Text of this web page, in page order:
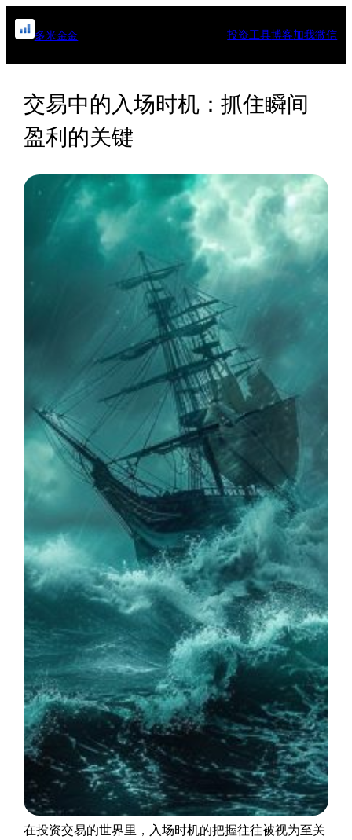
跳
至
多米金金 投资工具博客加我微信
交易中的入场时机：抓住瞬间
盈利的关键
在投资交易的世界里，入场时机的把握往往被视为至关